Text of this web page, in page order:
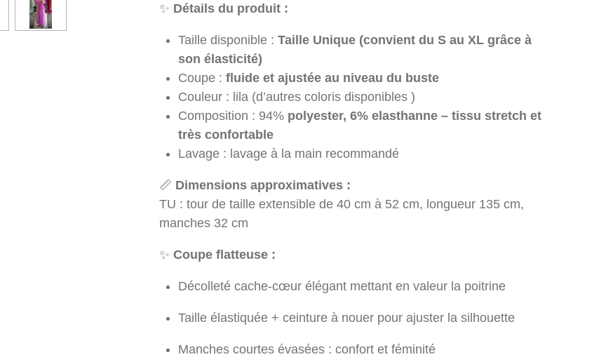
✨ Détails du produit :
Taille disponible : Taille Unique (convient du S au XL grâce à
son élasticité)
Coupe : fluide et ajustée au niveau du buste
Couleur : lila (d’autres coloris disponibles )
Composition : 94% polyester, 6% elasthanne – tissu stretch et
très confortable
Lavage : lavage à la main recommandé
📏 Dimensions approximatives :
TU : tour de taille extensible de 40 cm à 52 cm, longueur 135 cm,
manches 32 cm
✨ Coupe flatteuse :
Décolleté cache-cœur élégant mettant en valeur la poitrine
Taille élastiquée + ceinture à nouer pour ajuster la silhouette
Manches courtes évasées : confort et féminité